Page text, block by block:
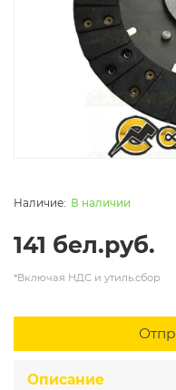
В наличии
141 бел.руб.
*Включая НДС и утиль.сбор
Описание